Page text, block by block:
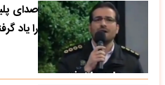
صدای
را یاد